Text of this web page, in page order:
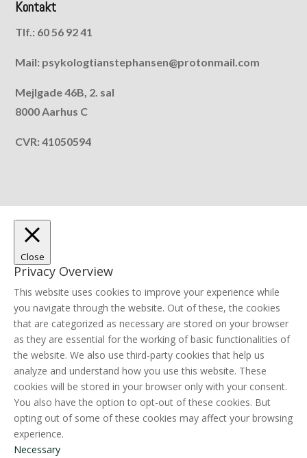
Kontakt
Tlf.: 60 56 92 41
Mail: psykologtianstephansen@protonmail.com
Mejlgade 46B, 2. sal
8000 Aarhus C
CVR: 41050594
Close
Privacy Overview
This website uses cookies to improve your experience while
you navigate through the website. Out of these, the cookies
that are categorized as necessary are stored on your browser
as they are essential for the working of basic functionalities of
the website. We also use third-party cookies that help us
analyze and understand how you use this website. These
cookies will be stored in your browser only with your consent.
You also have the option to opt-out of these cookies. But
opting out of some of these cookies may affect your browsing
experience.
Necessary